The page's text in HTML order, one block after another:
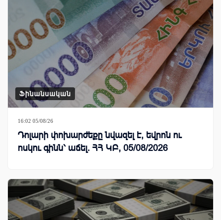
Ֆինանսական
16:02 05/08/26
Դոլարի փոխարժեքը նվազել է, եվրոն ու
ոսկու գինն՝ աճել. ՀՀ ԿԲ, 05/08/2026